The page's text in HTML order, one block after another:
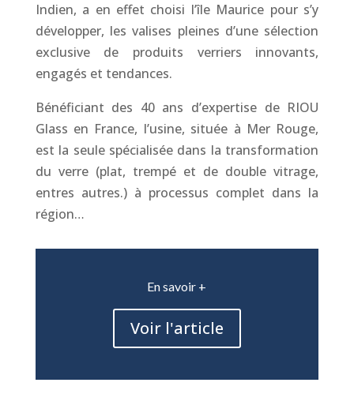
Indien, a en effet choisi l’île Maurice pour s’y
développer, les valises pleines d’une sélection
exclusive de produits verriers innovants,
engagés et tendances.
Bénéficiant des 40 ans d’expertise de RIOU
Glass en France, l’usine, située à Mer Rouge,
est la seule spécialisée dans la transformation
du verre (plat, trempé et de double vitrage,
entres autres.) à processus complet dans la
région…
En savoir +
Voir l'article